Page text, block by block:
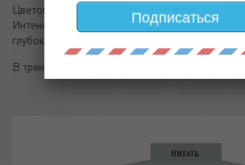
Цветовая гамма пульсирует высокими и
Интенсивные и всегда флуоресцентные
глубокими электрическими оттенками.
В тренде домотканые структуры, рогожка,
Подписаться